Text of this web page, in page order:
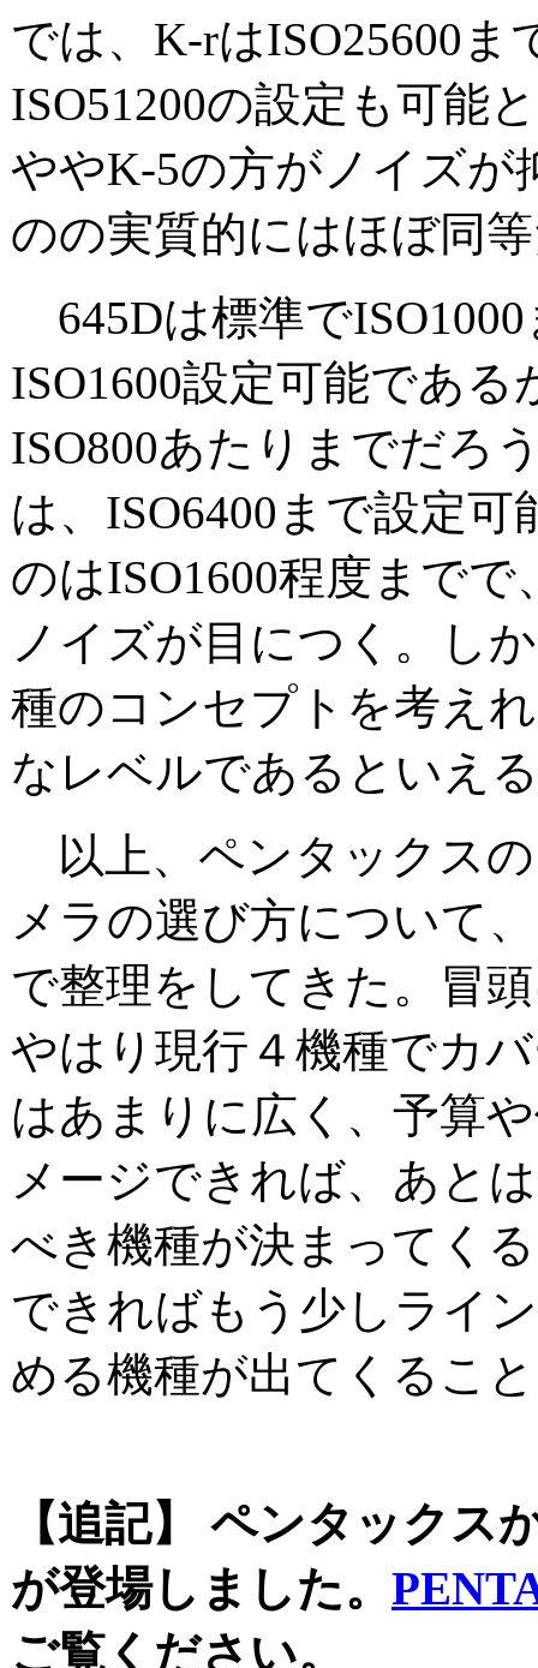
では、K-rはISO25600ま
ISO51200の設定も可能
ややK-5の方がノイズが
のの実質的にはほぼ同
645Dは標準で
ISO1600設定可能であ
ISO800あたりまでだろ
は、ISO6400まで設定
のはISO1600程度まで
ノイズが目につく。し
種のコンセプトを考え
なレベルであるといえ
以上、ペンタックス
メラの選び方について
で整理をしてきた。冒
やはり現行４機種でカ
はあまりに広く、予算
メージできれば、あと
べき機種が決まってく
できればもう少しライ
める機種が出てくるこ
【追記】 ペンタックス
が登場しました。
ご覧ください。